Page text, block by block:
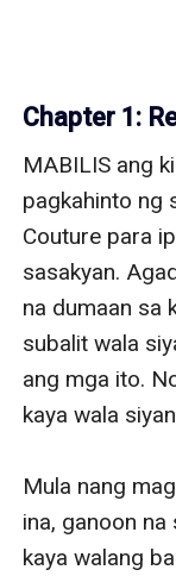
Chapter 1:
MABILIS ang
pagkahinto ng
Couture para
sasakyan.
na dumaan sa
subalit wala
ang mga ito.
kaya wala
Mula nang
ina, ganoon na
kaya walang